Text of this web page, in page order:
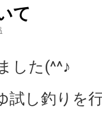
て
した(^^♪
試し釣りを